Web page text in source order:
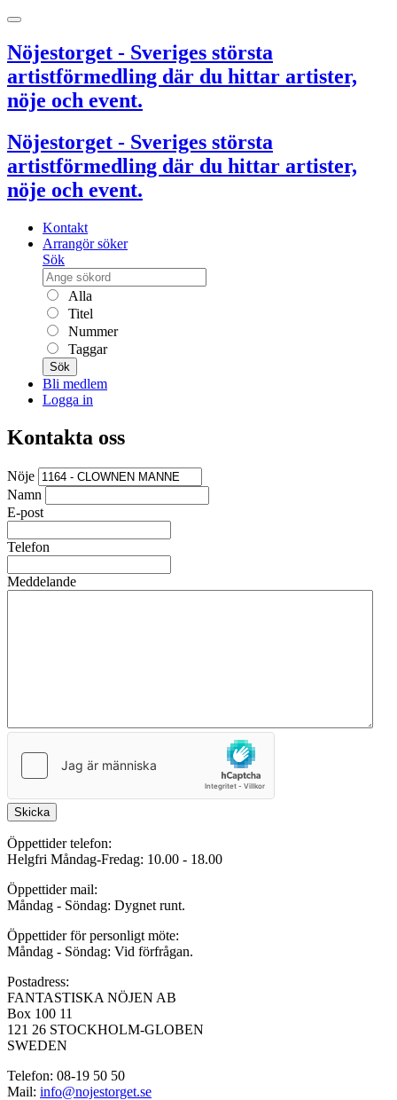
Nöjestorget - Sveriges största
artistförmedling där du hittar artister,
nöje och event.
Nöjestorget - Sveriges största
artistförmedling där du hittar artister,
nöje och event.
Kontakt
Arrangör söker
Sök
Alla
Titel
Nummer
Taggar
Sök
Bli medlem
Logga in
Kontakta oss
Nöje
Namn
E-post
Telefon
Meddelande
Skicka
Öppettider telefon:
Helgfri Måndag-Fredag: 10.00 - 18.00
Öppettider mail:
Måndag - Söndag: Dygnet runt.
Öppettider för personligt möte:
Måndag - Söndag: Vid förfrågan.
Postadress:
FANTASTISKA NÖJEN AB
Box 100 11
121 26 STOCKHOLM-GLOBEN
SWEDEN
Telefon: 08-19 50 50
Mail: info@nojestorget.se